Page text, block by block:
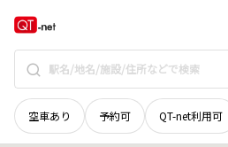
空車あり 予約可 QT-net利用可
岡山県